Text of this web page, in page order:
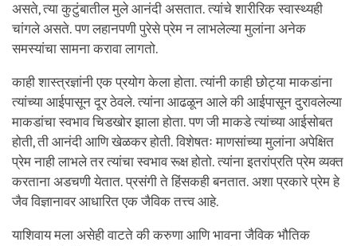
असते, त्या कुटुंबातील मुले आनंदी असतात. त्यांचे शारीरिक स्वास्थ्यही
चांगले असते. पण लहानपणी पुरेसे प्रेम न लाभलेल्या मुलांना अनेक
समस्यांचा सामना करावा लागतो.
काही शास्त्रज्ञांनी एक प्रयोग केला होता. त्यांनी काही छोट्या माकडांना
त्यांच्या आईपासून दूर ठेवले. त्यांना आढळून आले की आईपासून दुरावलेल्या
माकडांचा स्वभाव चिडखोर झाला होता. पण जी माकडे त्यांच्या आईसोबत
होती, ती आनंदी आणि खेळकर होती. विशेषतः माणसांच्या मुलांना अपेक्षित
प्रेम नाही लाभले तर त्यांचा स्वभाव रूक्ष होतो. त्यांना इतरांप्रति प्रेम व्यक्त
करताना अडचणी येतात. प्रसंगी ते हिंसकही बनतात. अशा प्रकारे प्रेम हे
जैव विज्ञानावर आधारित एक जैविक तत्त्व आहे.
याशिवाय मला असेही वाटते की करुणा आणि भावना जैविक भौतिक